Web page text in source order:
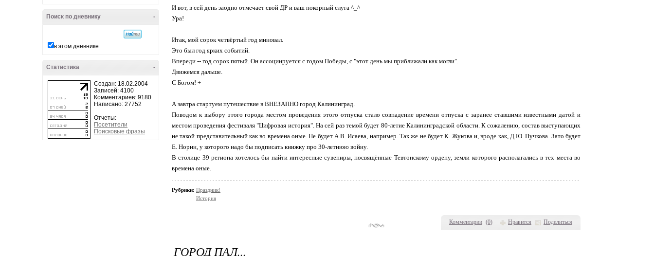
-
Поиск по дневнику
в этом дневнике
-
Статистика
Создан: 18.02.2004
Записей: 4100
Комментариев: 9180
Написано: 27752
Отчеты:
Посетители
Поисковые фразы
Комментарии (0) Нравится Поделиться
И вот, в сей день заодно отмечает свой ДР и ваш покорный слуга ^_^
Ура!
Итак, мой сорок четвёртый год миновал.
Это был год ярких событий.
Впереди -- год сорок пятый. Он ассоциируется с годом Победы, с "этот день мы приближали как могли".
Движемся дальше.
С Богом! +
А завтра стартуем путешествие в ВНЕЗАПНО город Калининград.
Поводом к выбору этого города местом проведения этого отпуска стало совпадение времени отпуска с заранее ставшими известными датой и
местом проведения фестиваля "Цифровая история". На сей раз темой будет 80-летие Калининградской области. К сожалению, состав выступающих
не такой представительный как во времена оные. Не будет А.В. Исаева, например. Так же не будет К. Жукова и, вроде как, Д.Ю. Пучкова. Зато будет
Е. Норин, у которого надо бы подписать книжку про 30-летнюю войну.
В столице 39 региона хотелось бы найти интересные сувениры, посвящённые Тевтонскому ордену, земли которого располагались в тех места во
времена оные.
Рубрики: Праздник!
История
ГОРОД ПАЛ...